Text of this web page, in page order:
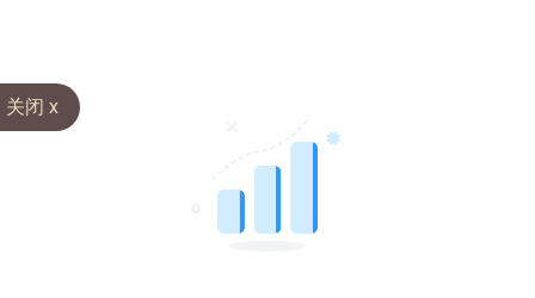
关闭 x